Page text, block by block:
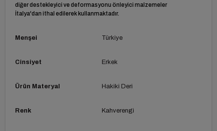
diğer destekleyici ve deformasyonu önleyici malzemeler
İtalya'dan ithal edilerek kullanmaktadır.
Menşei Türkiye
Cinsiyet Erkek
Ürün Materyal Hakiki Deri
Renk Kahverengi